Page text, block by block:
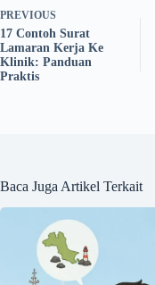
PREVIOUS
17 Contoh Surat
Lamaran Kerja Ke
Klinik: Panduan
Praktis
Baca Juga Artikel Terkait